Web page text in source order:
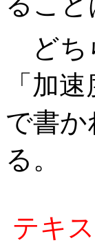
どち
「加
で書
る。
テキ